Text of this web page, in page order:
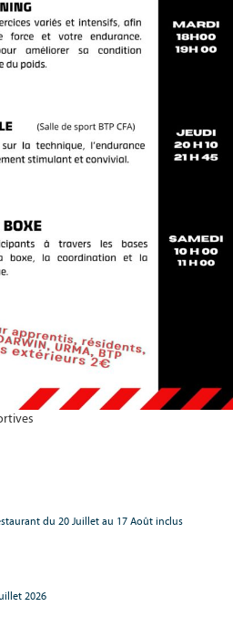
du 20 Juillet au 17 Août inclus
2026